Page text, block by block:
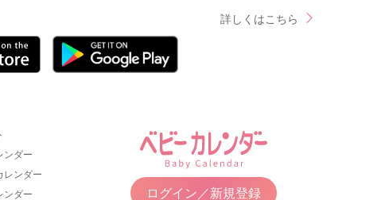
詳しくはこちら
ンダー
レンダー
ンダー
ログイン／新規登録